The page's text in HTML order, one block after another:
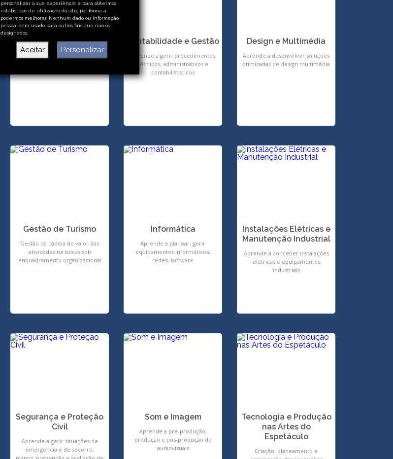
Automação Industrial Contabilidade e Gestão
Aprende a gerir procedimentos
técnicos, administrativos e
contabilístisticos
Design e Multimédia
Aprende a desenvolver soluções
otimizadas de design multimédia
Gestão de Turismo
Gestão da cadeia de valor das
atividades turísticas sob
enquadramento organizacional
Informática
Aprende a planear, gerir
equipamentos informáticos,
redes, software
Instalações Elétricas e
Manutenção Industrial
Aprende a conceber instalações
elétricas e equipamentos
industriais
Segurança e Proteção
Civil
Aprende a gerir situações de
emergência e de socorro,
Som e Imagem
Aprende a pré-produção,
produção e pós-produção de
audiovisuais
Tecnologia e Produção
nas Artes do
Espetáculo
Criação, planeamento e
personalizar a sua experiência e para obtermos
estatísticas de utilização do site, por forma a
podermos melhorar. Nenhum dado ou informação
pessoal será usado para outros fins que não os
designados.
Aceitar Personalizar